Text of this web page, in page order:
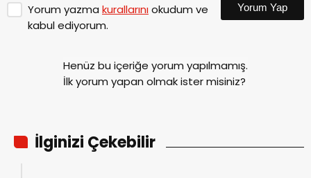
Yorum yazma kurallarınıokudum ve
kabul ediyorum.
Yorum Yap
Henüz bu içeriğe yorum yapılmamış.
İlk yorum yapan olmak ister misiniz?
İlginizi Çekebilir